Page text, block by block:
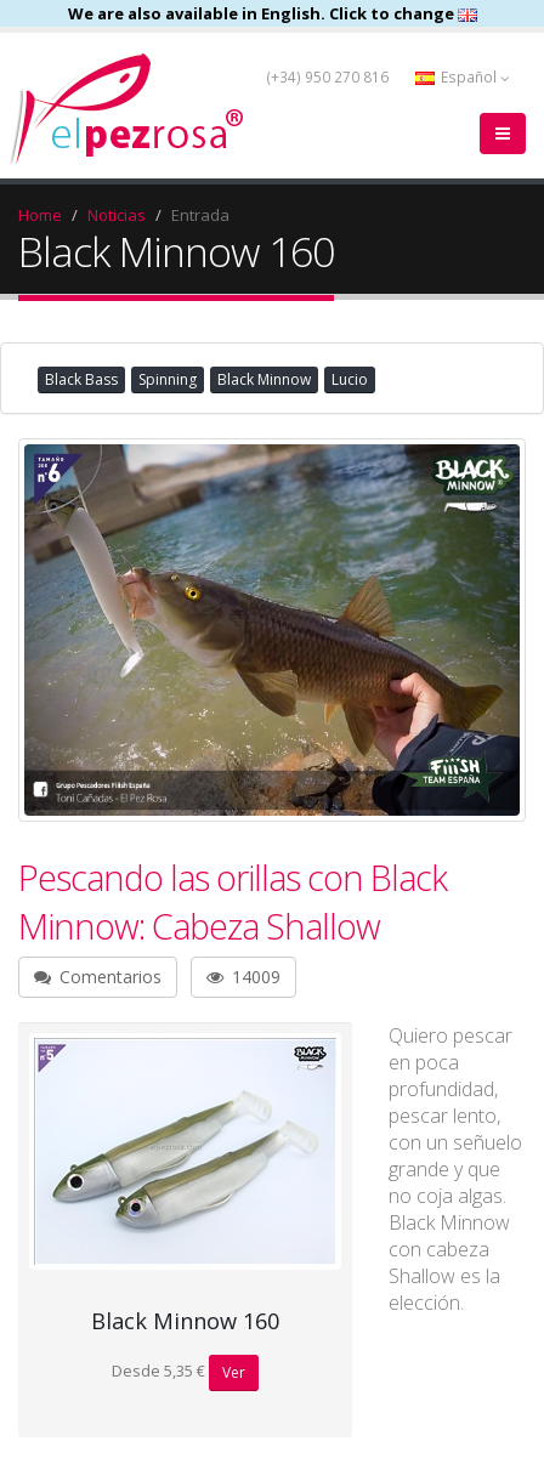
We are also available in English. Click to change
(+34) 950 270 816 Español
Home Noticias Entrada
Black Minnow 160
Black Bass Spinning Black Minnow Lucio
Pescando las orillas con Black
Minnow: Cabeza Shallow
Comentarios 14009
Black Minnow 160
Desde 5,35 € Ver
Quiero pescar
en poca
profundidad,
pescar lento,
con un señuelo
grande y que
no coja algas.
Black Minnow
con cabeza
Shallow es la
elección.